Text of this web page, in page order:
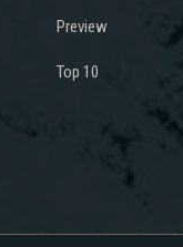
Preview
Top 10